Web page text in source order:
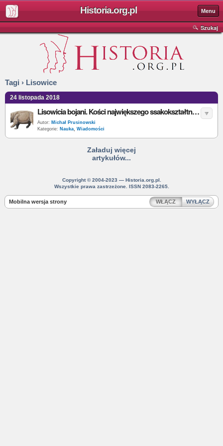
Historia.org.pl Menu
Szukaj
Tagi › Lisowice
24 listopada 2018
Lisowicia bojani. Kości największego ssakokształtnego gada odkryte na Śląsku
Autor: Michał Prusinowski
Kategorie: Nauka, Wiadomości
Załaduj więcej
artykułów...
Copyright © 2004-2023 — Historia.org.pl.
Wszystkie prawa zastrzeżone. ISSN 2083-2265.
Mobilna wersja strony WŁĄCZ WYŁĄCZ